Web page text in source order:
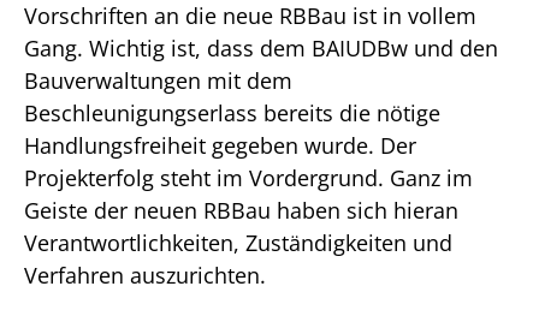
Vorschriften an die neue RBBau ist in vollem
Gang. Wichtig ist, dass dem BAIUDBw und den
Bauverwaltungen mit dem
Beschleunigungserlass bereits die nötige
Handlungsfreiheit gegeben wurde. Der
Projekterfolg steht im Vordergrund. Ganz im
Geiste der neuen RBBau haben sich hieran
Verantwortlichkeiten, Zuständigkeiten und
Verfahren auszurichten.